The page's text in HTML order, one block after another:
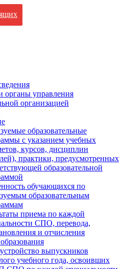
органы управления
организацией
образовательные
с указанием учебных
курсов, дисциплин
практики, предусмотренных
образовательной
обучающихся по
образовательным
приема по каждой
СПО, перевода,
и отчисления
выпускников
учебного года, освоивших